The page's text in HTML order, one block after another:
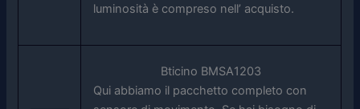
luminosità è compreso nell’ acquisto.
Bticino BMSA1203
Qui abbiamo il pacchetto completo con